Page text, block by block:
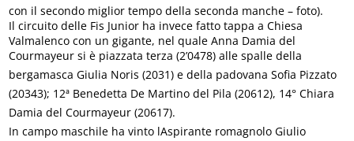
con il secondo miglior tempo della seconda manche – foto).
Il circuito delle Fis Junior ha invece fatto tappa a Chiesa
Valmalenco con un gigante, nel quale Anna Damia del
Courmayeur si è piazzata terza (2’0478) alle spalle della
bergamasca Giulia Noris (2031) e della padovana Sofia Pizzato
(20343); 12ª Benedetta De Martino del Pila (20612), 14° Chiara
Damia del Courmayeur (20617).
In campo maschile ha vinto lAspirante romagnolo Giulio